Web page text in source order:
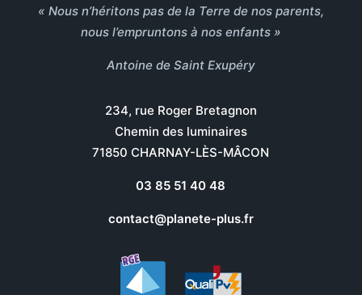
« Nous n’héritons pas de la Terre de nos parents,
nous l’empruntons à nos enfants »
Antoine de Saint Exupéry
234, rue Roger Bretagnon
Chemin des luminaires
71850 CHARNAY-LÈS-MÂCON
03 85 51 40 48
contact@planete-plus.fr